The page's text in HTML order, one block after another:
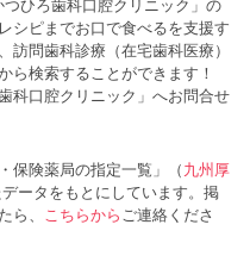
ひろ歯科口腔クリニック」の
シピまでお口で食べるを支援す
訪問歯科診療（在宅歯科医療）
ら検索することができます！
科口腔クリニック」へお問合せ
保険薬局の指定一覧」（九州厚
ータをもとにしています。掲
ら、
こちらから ご連絡くださ